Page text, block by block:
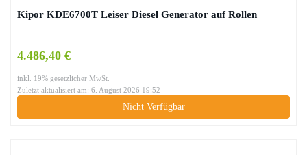
Kipor KDE6700T Leiser Diesel Generator auf Rollen
4.486,40 €
inkl. 19% gesetzlicher MwSt.
Zuletzt aktualisiert am: 6. August 2026 19:52
Nicht Verfügbar